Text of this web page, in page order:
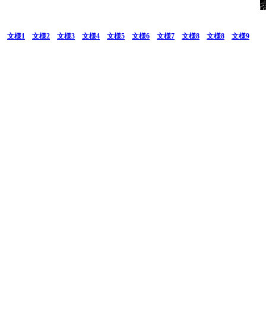
文様1 文様2 文様3 文様4 文様5 文様6 文様7 文様8 文様8 文様9